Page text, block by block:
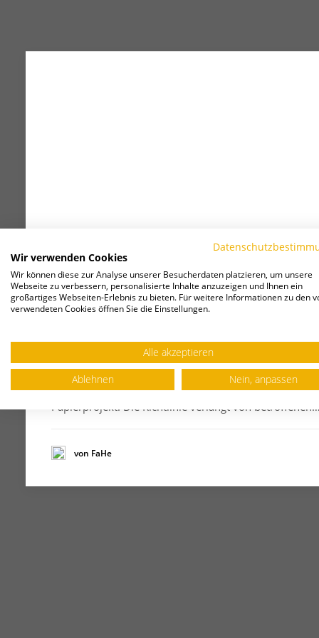
NIS2-Anforderungen: Die 10 wichtigsten
Massnahmen für Unternehmen
NIS2 ist kein reines Compliance-Thema und schon gar
Papierprojekt. Die Richtlinie verlangt von betroffenen…
von FaHe
Wir verwenden Cookies
Wir können diese zur Analyse unserer Besucherdaten platzieren, um unsere
Webseite zu verbessern, personalisierte Inhalte anzuzeigen und Ihnen ein
großartiges Webseiten-Erlebnis zu bieten. Für weitere Informationen zu den
verwendeten Cookies öffnen Sie die Einstellungen.
Alle akzeptieren
Ablehnen
Nein, anpassen